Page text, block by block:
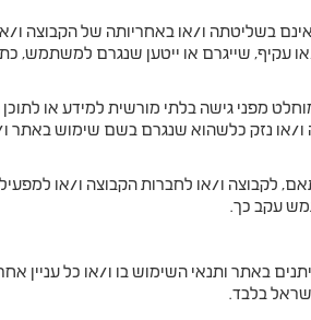
אינם בשליטתה ו/או באחריותה של הקבוצה ו/
או עקיף, שייגרם או ייטען שנגרם למשתמש,
מפני גישה בלתי מורשית למידע או
או נזק כלשהוא שנגרם בשם שימוש באתר ו/
לקבוצה ו/או לחברות הקבוצה ו/או
עקב כך.
באתר ותנאי השימוש בו ו/או כל עניין
בלבד.